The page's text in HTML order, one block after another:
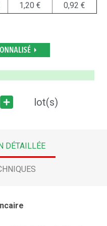
1,20 € 0,92 €
lot(s)
DÉTAILLÉE